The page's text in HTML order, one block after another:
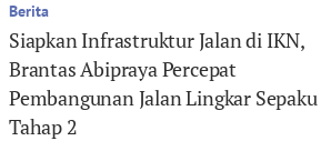
Berita
Siapkan Infrastruktur Jalan di IKN,
Brantas Abipraya Percepat
Pembangunan Jalan Lingkar Sepaku
Tahap 2